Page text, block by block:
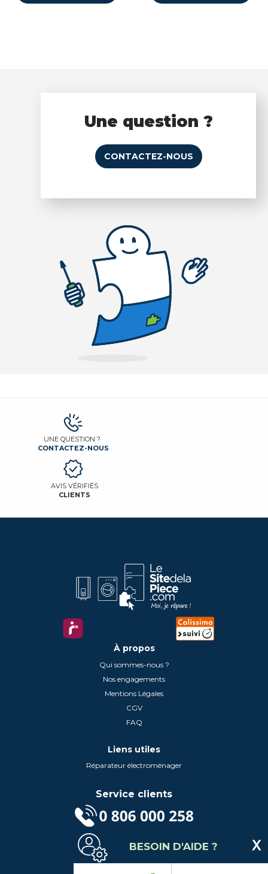
Une question ?
CONTACTEZ-NOUS
UNE QUESTION ?
CONTACTEZ-NOUS
AVIS VÉRIFIÉS
CLIENTS
À propos
Qui sommes-nous ?
Nos engagements
Mentions Légales
CGV
FAQ
Liens utiles
Réparateur électroménager
Service clients
(Service gratuit + prix d'un appel local)
Lundi au Vendredi de 9h à 18h
Contactez-Nous
BESOIN D'AIDE ?